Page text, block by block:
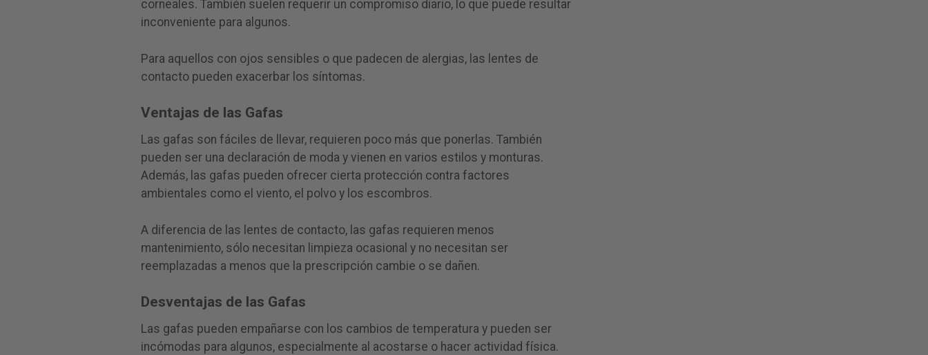
corneales. También suelen requerir un compromiso diario, lo que puede resultar
inconveniente para algunos.
Para aquellos con ojos sensibles o que padecen de alergias, las lentes de
contacto pueden exacerbar los síntomas.
Ventajas de las Gafas
Las gafas son fáciles de llevar, requieren poco más que ponerlas. También
pueden ser una declaración de moda y vienen en varios estilos y monturas.
Además, las gafas pueden ofrecer cierta protección contra factores
ambientales como el viento, el polvo y los escombros.
A diferencia de las lentes de contacto, las gafas requieren menos
mantenimiento, sólo necesitan limpieza ocasional y no necesitan ser
reemplazadas a menos que la prescripción cambie o se dañen.
Desventajas de las Gafas
Las gafas pueden empañarse con los cambios de temperatura y pueden ser
incómodas para algunos, especialmente al acostarse o hacer actividad física.